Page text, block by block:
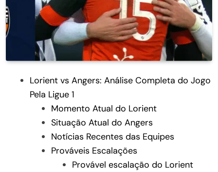
Lorient vs Angers: Análise Completa do Jogo
Pela Ligue 1
Momento Atual do Lorient
Situação Atual do Angers
Notícias Recentes das Equipes
Prováveis Escalações
Provável escalação do Lorient